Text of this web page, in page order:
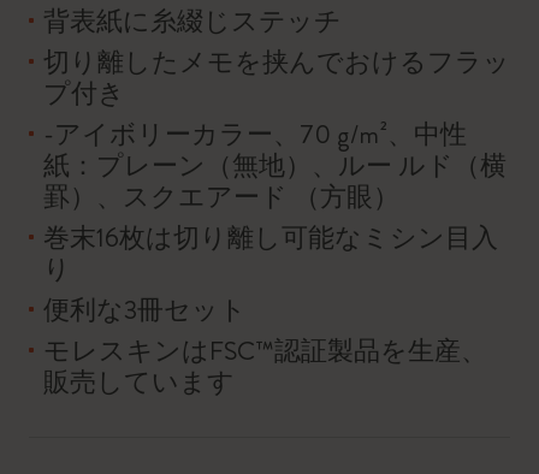
背表紙に糸綴じステッチ
切り離したメモを挟んでおけるフラッ
プ付き
-アイボリーカラー、70 g/m²、中性
紙：プレーン（無地）、ルー ルド（横
罫）、スクエアード （方眼）
巻末16枚は切り離し可能なミシン目入
り
便利な3冊セット
モレスキンはFSC™認証製品を生産、
販売しています